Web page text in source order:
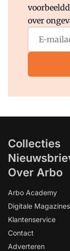
over
Collecties
Over Arbo
Arbo Academy
Digitale Magazines
Klantenservice
Contact
Adverteren